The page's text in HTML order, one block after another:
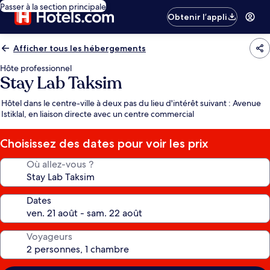
Passer à la section principale
Obtenir l’appli
Afficher tous les hébergements
Hôte professionnel
Stay Lab Taksim
Hôtel dans le centre-ville à deux pas du lieu d'intérêt suivant : Avenue
Istiklal, en liaison directe avec un centre commercial
Choisissez des dates pour voir les prix
Où allez-vous ?
Dates
Voyageurs